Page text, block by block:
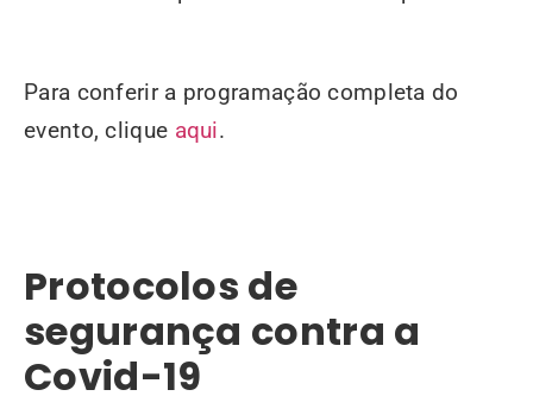
Para conferir a programação completa do
evento, clique aqui.
Protocolos de
segurança contra a
Covid-19